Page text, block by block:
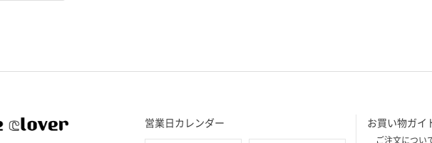
営業日カレンダー お買い物ガイ
ご注文につい